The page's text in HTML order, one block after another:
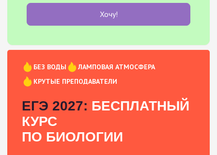
Хочу!
БЕЗ ВОДЫ
ЛАМПОВАЯ АТМОСФЕРА
КРУТЫЕ ПРЕПОДАВАТЕЛИ
ЕГЭ 2027: БЕСПЛАТНЫЙ
КУРС
ПО БИОЛОГИИ